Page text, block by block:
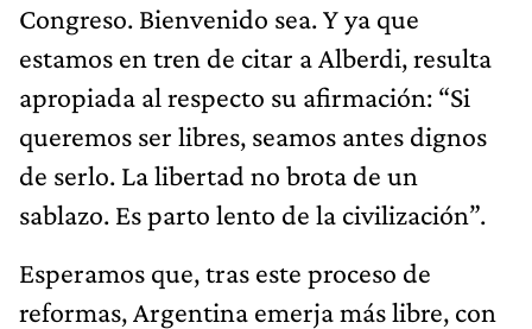
Congreso. Bienvenido sea. Y ya que
estamos en tren de citar a Alberdi, resulta
apropiada al respecto su afirmación: “Si
queremos ser libres, seamos antes dignos
de serlo. La libertad no brota de un
sablazo. Es parto lento de la civilización”.
Esperamos que, tras este proceso de
reformas, Argentina emerja más libre, con